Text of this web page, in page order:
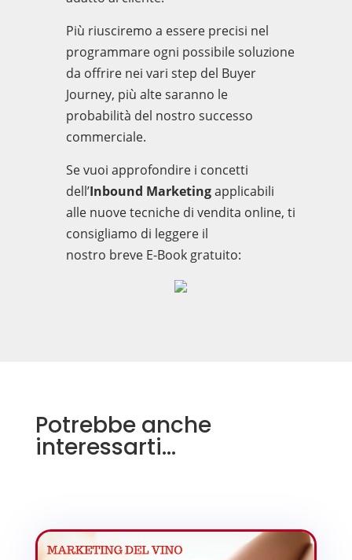
Più riusciremo a essere precisi nel
programmare ogni possibile soluzione
da offrire nei vari step del Buyer
Journey, più alte saranno le
probabilità del nostro successo
commerciale.
Se vuoi approfondire i concetti
dell’Inbound Marketingapplicabili
alle nuove tecniche di vendita online, ti
consigliamo di leggere il
nostro breveE-Book gratuito:
Potrebbe anche
interessarti…